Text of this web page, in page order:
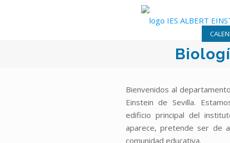
Bienvenidos al
Einstein de Sevilla.
edificio principal del
aparece, pretende ser de
comunidad educativa.